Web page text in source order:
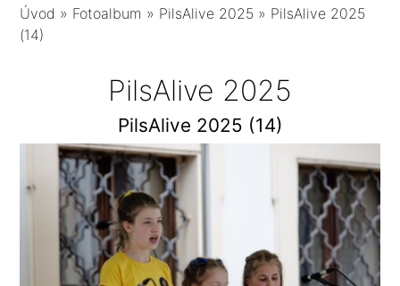
Úvod » Fotoalbum » PilsAlive 2025 » PilsAlive 2025
(14)
PilsAlive 2025
PilsAlive 2025 (14)